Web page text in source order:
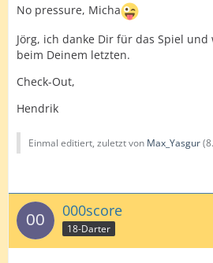
No pressure, Micha
Jörg, ich danke Dir für das Spiel
beim Deinem letzten.
Check-Out,
Hendrik
Einmal editiert, zuletzt von Max_Yasgur(
000score
18-Darter